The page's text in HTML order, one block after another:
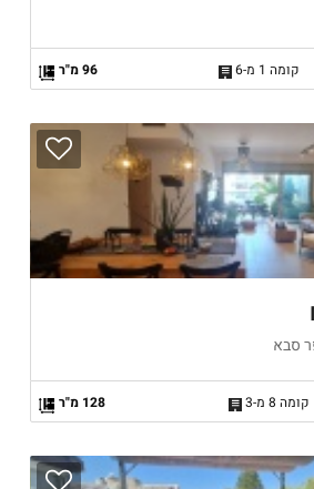
קומה 1 מ-6 96 מ"ר
קומה 8 מ-3 128 מ"ר